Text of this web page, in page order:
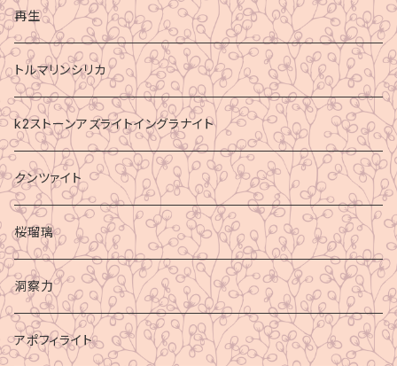
再生
トルマリンシリカ
k2ストーンアズライトイングラナイト
クンツァイト
桜瑠璃
洞察力
アポフィライト